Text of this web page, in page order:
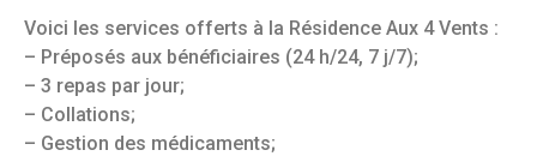
Voici les services offerts à la Résidence Aux 4 Vents :
– Préposés aux bénéficiaires (24 h/24, 7 j/7);
– 3 repas par jour;
– Collations;
– Gestion des médicaments;